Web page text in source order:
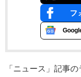
フ
「ニュース」記事